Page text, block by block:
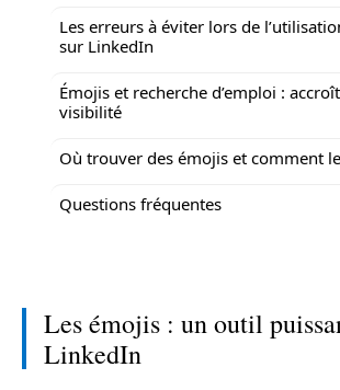
Les erreurs à éviter lors de
sur LinkedIn
Émojis et recherche d’emploi :
visibilité
Où trouver des émojis et comment
Questions fréquentes
Les émojis : un outil
LinkedIn